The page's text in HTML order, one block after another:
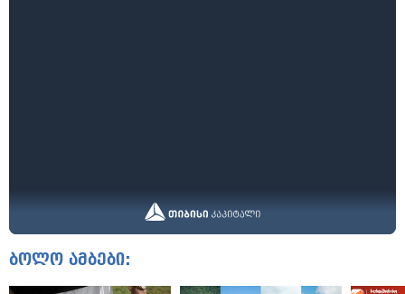
ბოლო ამბები: